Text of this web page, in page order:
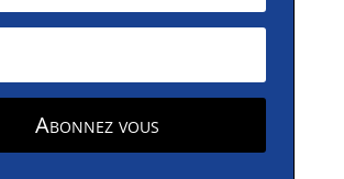
Abonnez vous